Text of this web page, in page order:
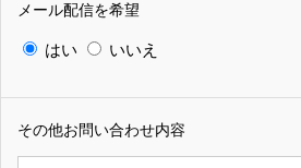
メール配信を希望
はい いいえ
その他お問い合わせ内容